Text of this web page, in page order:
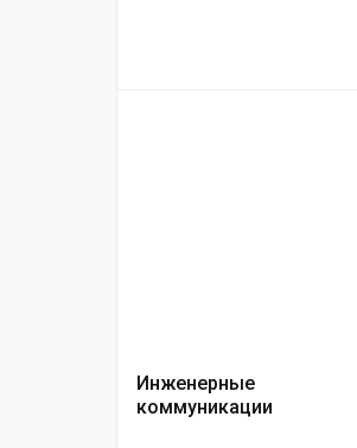
Инженерные
коммуникации